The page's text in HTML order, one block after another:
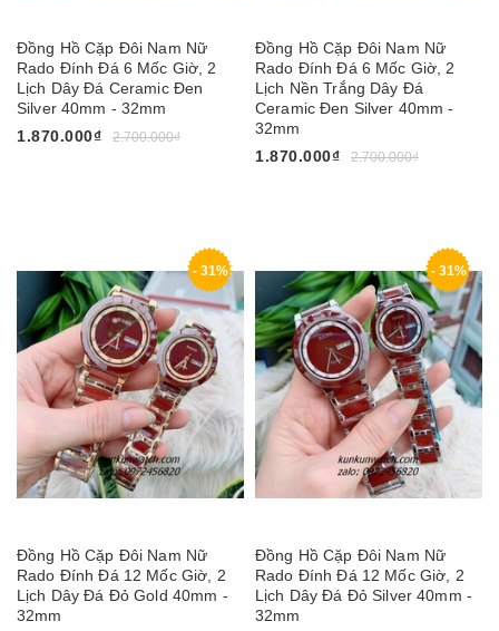
Đồng Hồ Cặp Đôi Nam Nữ
Rado Đính Đá 6 Mốc Giờ, 2
Lịch Dây Đá Ceramic Đen
Silver 40mm - 32mm
1.870.000₫
2.700.000₫
Đồng Hồ Cặp Đôi Nam Nữ
Rado Đính Đá 6 Mốc Giờ, 2
Lịch Nền Trắng Dây Đá
Ceramic Đen Silver 40mm -
32mm
1.870.000₫
2.700.000₫
- 31%
Đồng Hồ Cặp Đôi Nam Nữ
Rado Đính Đá 12 Mốc Giờ, 2
Lịch Dây Đá Đỏ Gold 40mm -
32mm
- 31%
Đồng Hồ Cặp Đôi Nam Nữ
Rado Đính Đá 12 Mốc Giờ, 2
Lịch Dây Đá Đỏ Silver 40mm -
32mm